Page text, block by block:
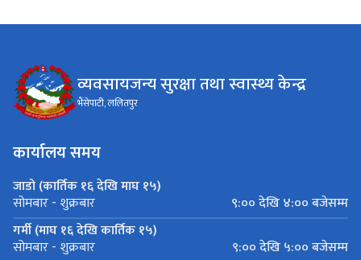
व्यवसायजन्य सुरक्षा तथा स्वास्थ्य केन्द्र
भैंसेपाटी, ललितपुर
कार्यालय समय
जाडो (कार्तिक १६ देखि माघ १५)
सोमबार - शुक्रबार
९:०० देखि ४:०० बजेसम्म
गर्मी (माघ १६ देखि कार्तिक १५)
सोमबार - शुक्रबार ९:०० देखि ५:०० बजेसम्म